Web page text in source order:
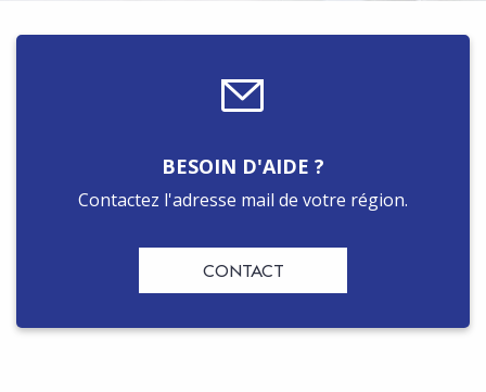
BESOIN D'AIDE ?
Contactez l'adresse mail de votre région.
CONTACT